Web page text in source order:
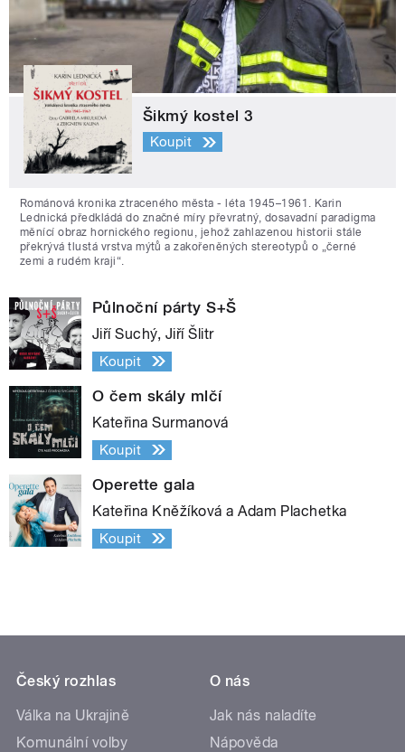
Šikmý kostel 3
Koupit
Románová kronika ztraceného města - léta 1945–1961. Karin
Lednická předkládá do značné míry převratný, dosavadní paradigma
měnící obraz hornického regionu, jehož zahlazenou historii stále
překrývá tlustá vrstva mýtů a zakořeněných stereotypů o „černé
zemi a rudém kraji“.
Půlnoční párty S+Š
Jiří Suchý, Jiří Šlitr
Koupit
O čem skály mlčí
Kateřina Surmanová
Koupit
Operette gala
Kateřina Kněžíková a Adam Plachetka
Koupit
Český rozhlas
Válka na Ukrajině
Komunální volby
O nás
Jak nás naladíte
Nápověda